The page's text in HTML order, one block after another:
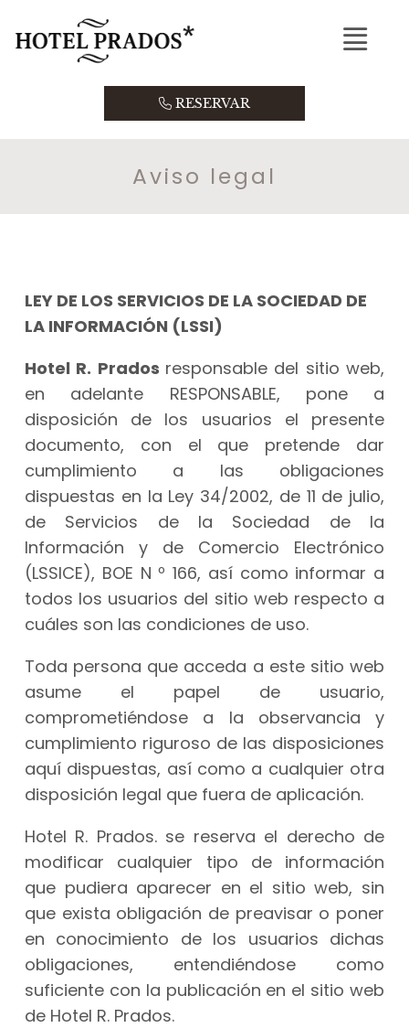
INICIO
TEl.982 302 119
Instagram
RESERVAR
Aviso legal
LEY DE LOS SERVICIOS DE LA SOCIEDAD DE
LA INFORMACIÓN (LSSI)
Hotel R. Prados responsable del sitio web,
en adelante RESPONSABLE, pone a
disposición de los usuarios el presente
documento, con el que pretende dar
cumplimiento a las obligaciones
dispuestas en la Ley 34/2002, de 11 de julio,
de Servicios de la Sociedad de la
Información y de Comercio Electrónico
(LSSICE), BOE N º 166, así como informar a
todos los usuarios del sitio web respecto a
cuáles son las condiciones de uso.
Toda persona que acceda a este sitio web
asume el papel de usuario,
comprometiéndose a la observancia y
cumplimiento riguroso de las disposiciones
aquí dispuestas, así como a cualquier otra
disposición legal que fuera de aplicación.
Hotel R. Prados. se reserva el derecho de
modificar cualquier tipo de información
que pudiera aparecer en el sitio web, sin
que exista obligación de preavisar o poner
en conocimiento de los usuarios dichas
obligaciones, entendiéndose como
suficiente con la publicación en el sitio web
de Hotel R. Prados.